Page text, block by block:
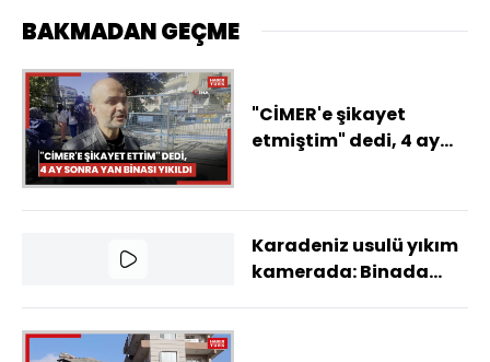
BAKMADAN GEÇME
"CİMER'e şikayet
etmiştim" dedi, 4 ay
Karadeniz usulü yıkım
kamerada: Binada